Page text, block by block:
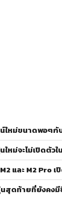
ใหม่ขนาดพอๆกั
หม่จะไม่เปิดตัว
และ M2 Pro เ
นสุดท้ายที่ยังคง